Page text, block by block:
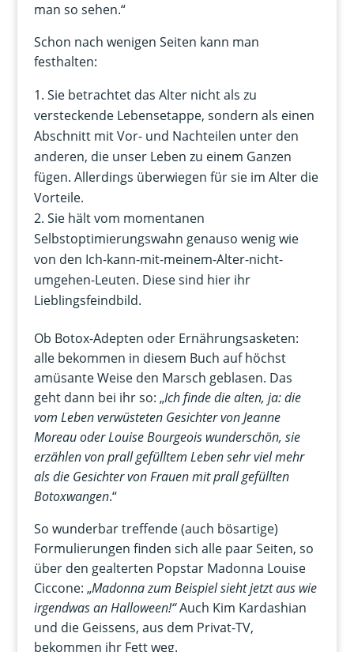
man so sehen.“
Schon nach wenigen Seiten kann man
festhalten:
Sie betrachtet das Alter nicht als zu
versteckende Lebensetappe, sondern als einen
Abschnitt mit Vor- und Nachteilen unter den
anderen, die unser Leben zu einem Ganzen
fügen. Allerdings überwiegen für sie im Alter die
Vorteile.
Sie hält vom momentanen
Selbstoptimierungswahn genauso wenig wie
von den Ich-kann-mit-meinem-Alter-nicht-
umgehen-Leuten. Diese sind hier ihr
Lieblingsfeindbild.
Ob Botox-Adepten oder Ernährungsasketen:
alle bekommen in diesem Buch auf höchst
amüsante Weise den Marsch geblasen. Das
geht dann bei ihr so: „Ich finde die alten, ja: die
vom Leben verwüsteten Gesichter von Jeanne
Moreau oder Louise Bourgeois wunderschön, sie
erzählen von prall gefülltem Leben sehr viel mehr
als die Gesichter von Frauen mit prall gefüllten
Botoxwangen.“
So wunderbar treffende (auch bösartige)
Formulierungen finden sich alle paar Seiten, so
über den gealterten Popstar Madonna Louise
Ciccone: „Madonna zum Beispiel sieht jetzt aus wie
irgendwas an Halloween!“Auch Kim Kardashian
und die Geissens, aus dem Privat-TV,
bekommen ihr Fett weg.